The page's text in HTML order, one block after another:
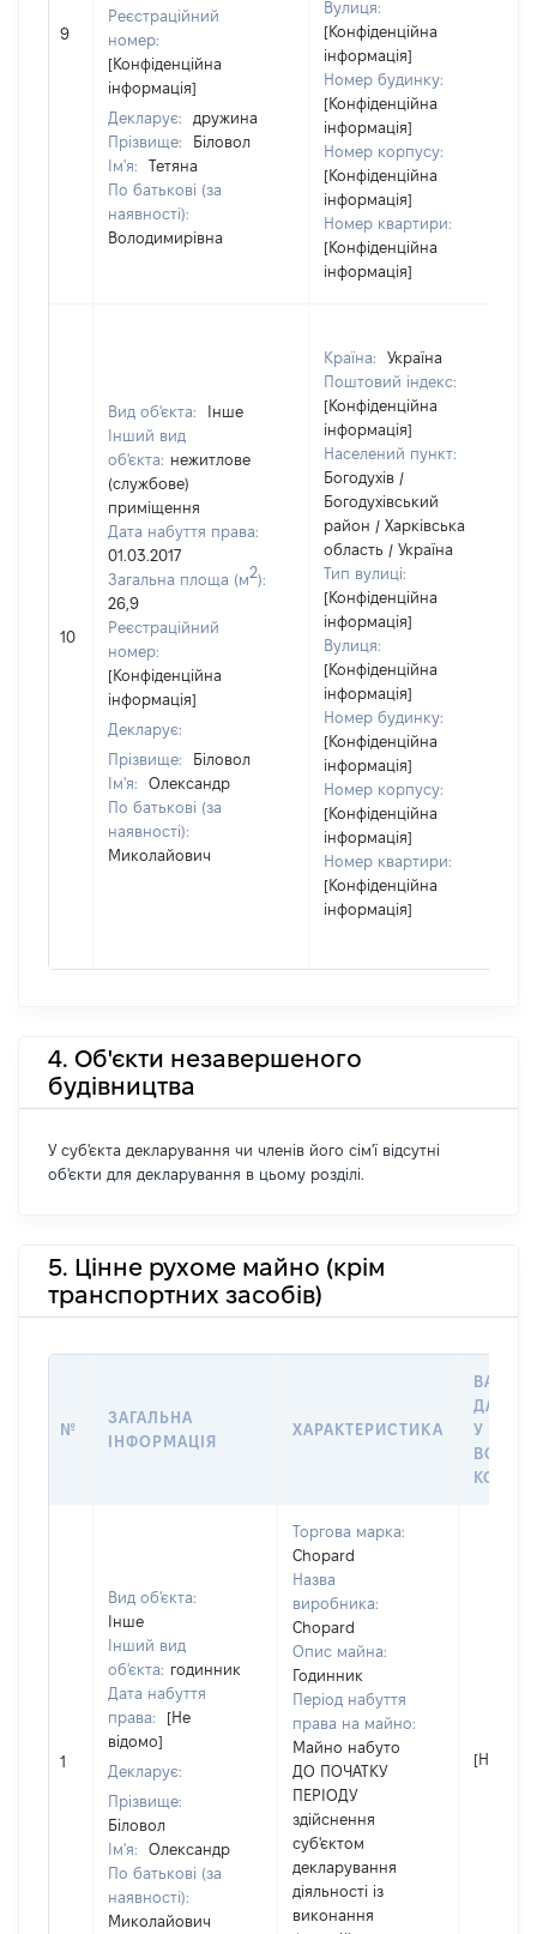
9
Реєстраційний
номер:
[Конфіденційна
інформація]
Декларує:
дружина
Прізвище:
Біловол
Ім'я:
Тетяна
По батькові (за
наявності):
Володимирівна
Вулиця:
[Конфіденційна
інформація]
Номер будинку:
[Конфіденційна
інформація]
Номер корпусу:
[Конфіденційна
інформація]
Номер квартири:
[Конфіденційна
інформація]
10
Вид об'єкта:
Інше
Інший вид
об'єкта: нежитлове
(службове)
приміщення
Дата набуття права:
01.03.2017
Загальна площа (м2):
26,9
Реєстраційний
номер:
[Конфіденційна
інформація]
Декларує:
Прізвище:
Біловол
Ім'я:
Олександр
По батькові (за
наявності):
Миколайович
Країна:
Україна
Поштовий індекс:
[Конфіденційна
інформація]
Населений пункт:
Богодухів /
Богодухівський
район / Харківська
область / Україна
Тип вулиці:
[Конфіденційна
інформація]
Вулиця:
[Конфіденційна
інформація]
Номер будинку:
[Конфіденційна
інформація]
Номер корпусу:
[Конфіденційна
інформація]
Номер квартири:
[Конфіденційна
інформація]
4. Об'єкти незавершеного
будівництва
У суб'єкта декларування чи членів його сім'ї відсутні
об'єкти для декларування в цьому розділі.
5. Цінне рухоме майно (крім
транспортних засобів)
№
ЗАГАЛЬНА
ІНФОРМАЦІЯ
ХАРАКТЕРИСТИКА
ДАТУ
У
1
Вид об'єкта:
Інше
Інший вид
об'єкта: годинник
Дата набуття
права:
[Не
відомо]
Декларує:
Прізвище:
Біловол
Ім'я:
Олександр
По батькові (за
наявності):
Миколайович
Торгова марка:
Chopard
Назва
виробника:
Chopard
Опис майна:
Годинник
Період набуття
права на майно:
Майно набуто
ДО ПОЧАТКУ
ПЕРІОДУ
здійснення
суб'єктом
декларування
діяльності із
виконання
[Не